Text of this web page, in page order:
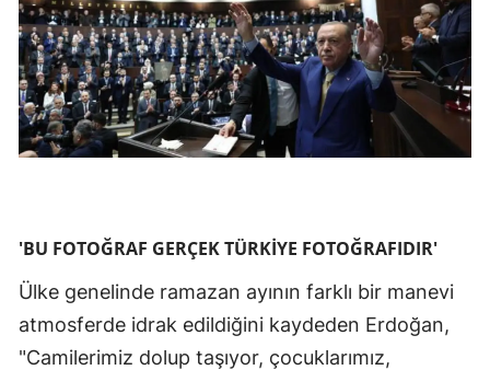
'BU FOTOĞRAF GERÇEK TÜRKİYE FOTOĞRAFIDIR'
Ülke genelinde ramazan ayının farklı bir manevi
atmosferde idrak edildiğini kaydeden Erdoğan,
"Camilerimiz dolup taşıyor, çocuklarımız,